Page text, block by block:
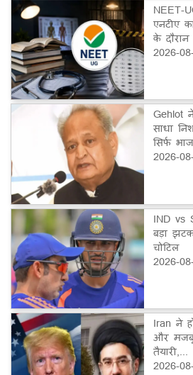
NEET-
एनटीए
के
2026-
Gehlot
साधा
सिर्फ
2026-
IND vs
बड़ा
चोटिल
2026-
Iran ने
और
तैयारी,...
2026-